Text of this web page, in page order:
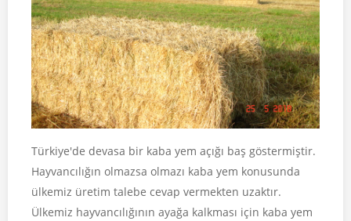
Türkiye'de devasa bir kaba yem açığı baş göstermiştir.
Hayvancılığın olmazsa olmazı kaba yem konusunda
ülkemiz üretim talebe cevap vermekten uzaktır.
Ülkemiz hayvancılığının ayağa kalkması için kaba yem